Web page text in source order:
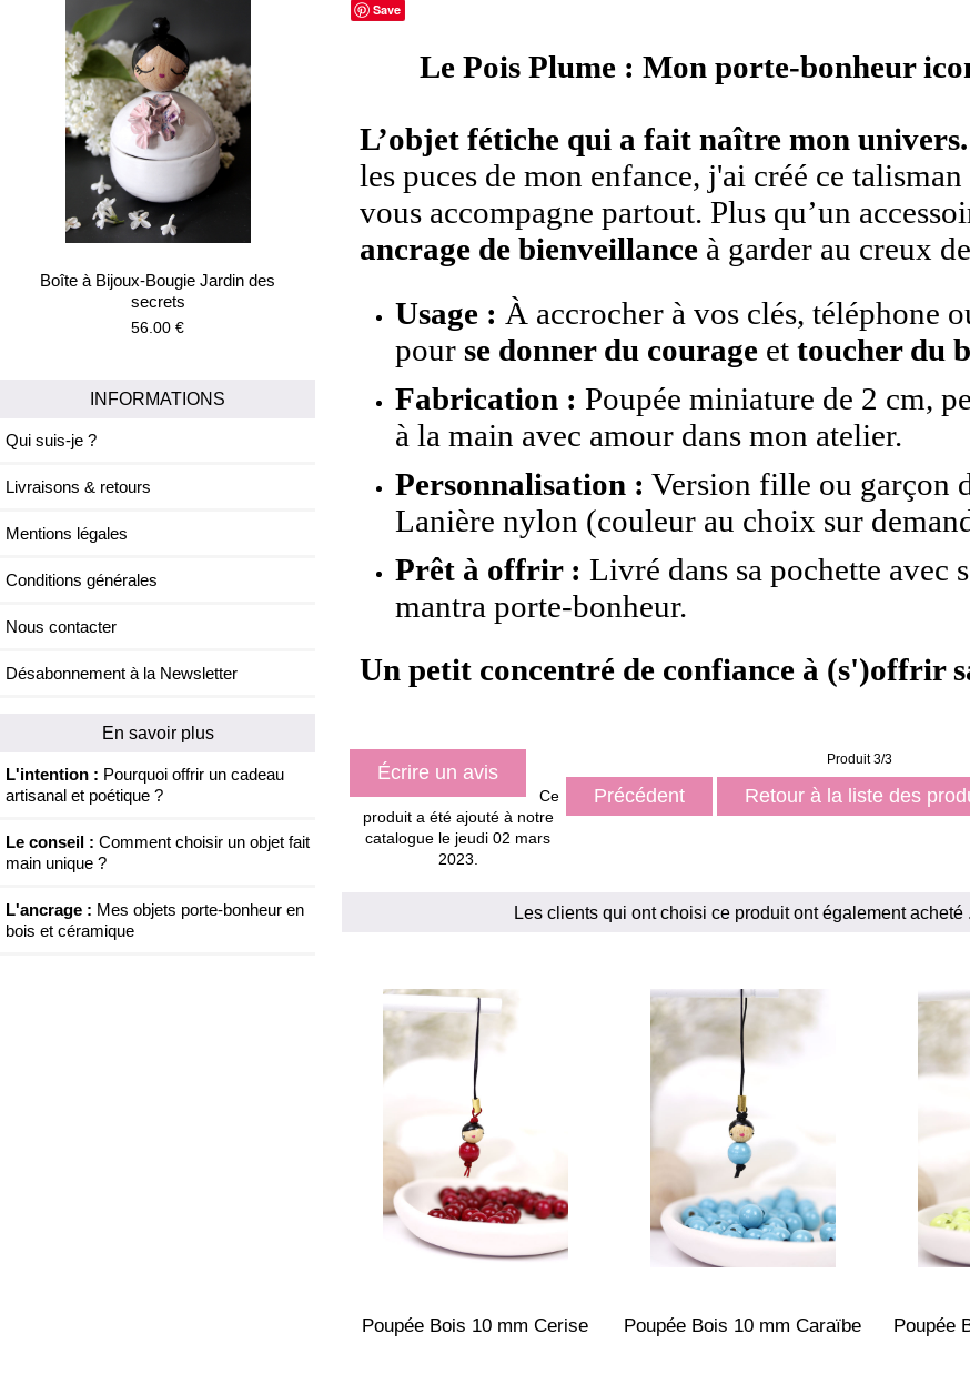
Boîte à Bijoux-Bougie Jardin des
secrets
56.00 €
INFORMATIONS
Qui suis-je ?
Livraisons & retours
Mentions légales
Conditions générales
Nous contacter
Désabonnement à la Newsletter
En savoir plus
L'intention : Pourquoi offrir un cadeau
artisanal et poétique ?
Le conseil : Comment choisir un objet fait
main unique ?
L'ancrage : Mes objets porte-bonheur en
bois et céramique
Save
Le Pois Plume : Mon porte-bonheur
L’objet fétiche qui a fait naître mon univers.
les puces de mon enfance, j'ai créé ce
vous accompagne partout. Plus qu’un
ancrage de bienveillance à garder au creux
Usage : À accrocher à vos clés, téléphone
pourse donner du courage ettoucher du
Fabrication : Poupée miniature de 2 cm,
à la main avec amour dans mon atelier.
Personnalisation : Version fille ou garçon
Lanière nylon (couleur au choix sur
Prêt à offrir : Livré dans sa pochette avec
mantra porte-bonheur.
Un petit concentré de confiance à (s')offrir
Produit 3/3
Précédent Retour à la liste des
Écrire un avis
Ce
produit a été ajouté à notre
catalogue le jeudi 02 mars
2023.
Les clients qui ont choisi ce produit ont également acheté ...
Poupée Bois 10 mm Cerise Poupée Bois 10 mm Caraïbe Poupée